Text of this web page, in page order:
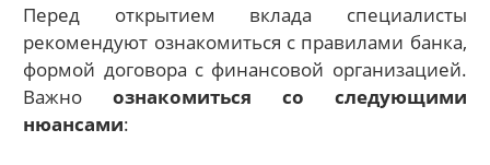
Перед открытием вклада специалисты
рекомендуют ознакомиться с правилами банка,
формой договора с финансовой организацией.
Важноознакомиться со следующими
нюансами: